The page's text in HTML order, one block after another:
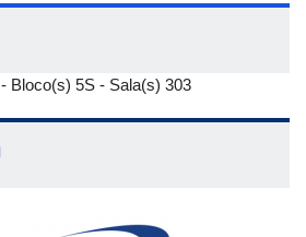
a produção textual e o trabalho de
da Educação Básica", explica a
Bloco(s) 5S - Sala(s) 303